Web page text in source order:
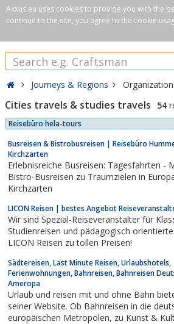
Axxus.eu uses cookies to provide you with the
continue to the site, you agree to the cookie
Journeys & Regions
Cities travels & studies travels 54
Reisebüro hela-tours
Busreisen & Bistrobusreisen | Reisebüro
Kirchzarten
Erlebnisreiche Busreisen: Tagesfahrten -
Bistro-Busreisen zu Traumzielen in
Kirchzarten
LICON Reisen | bestes Angebot
Wir sind Spezial-Reiseveranstalter für
Studienreisen und pädagogisch
LICON Reisen zu tollen Preisen!
Sädtereisen, Last Minute Reisen, Urlaubshotels,
Ferienwohnungen, Bahnreisen, Bahnreisen
Ameropa
Urlaub und reisen mit und ohne Bahn
seiner Website. Ob Bahnreisen in die
europäischen Metropolen, zu Kunst & Kultur oder der